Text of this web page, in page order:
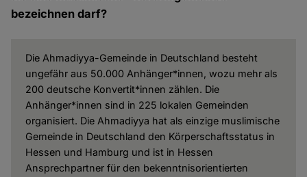
bezeichnen darf?
Die Ahmadiyya-Gemeinde in Deutschland besteht
ungefähr aus 50.000 Anhänger*innen, wozu mehr als
200 deutsche Konvertit*innen zählen. Die
Anhänger*innen sind in 225 lokalen Gemeinden
organisiert. Die Ahmadiyya hat als einzige muslimische
Gemeinde in Deutschland den Körperschaftsstatus in
Hessen und Hamburg und ist in Hessen
Ansprechpartner für den bekenntnisorientierten